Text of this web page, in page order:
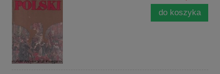
do koszyka